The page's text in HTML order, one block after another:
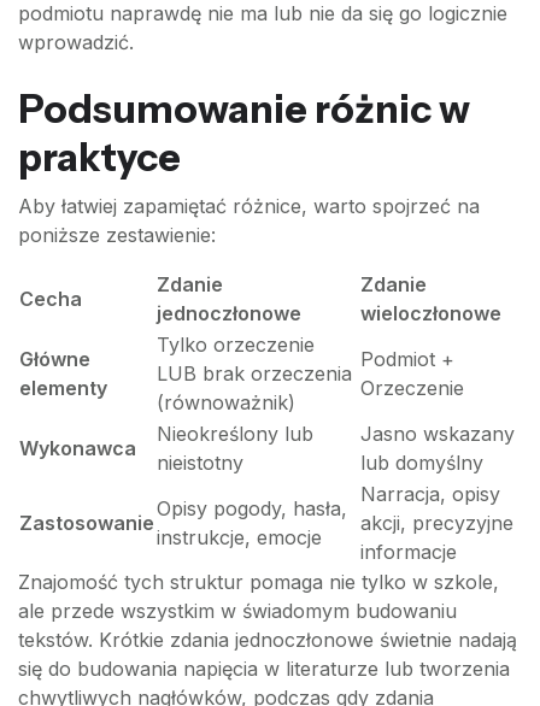
podmiotu naprawdę nie ma lub nie da się go logicznie
wprowadzić.
Podsumowanie różnic w
praktyce
Aby łatwiej zapamiętać różnice, warto spojrzeć na
poniższe zestawienie:
Cecha
Zdanie
jednoczłonowe
Zdanie
wieloczłonowe
Główne
elementy
Tylko orzeczenie
LUB brak orzeczenia
(równoważnik)
Podmiot +
Orzeczenie
Wykonawca
Nieokreślony lub
nieistotny
Jasno wskazany
lub domyślny
Zastosowanie
Opisy pogody, hasła,
instrukcje, emocje
Narracja, opisy
akcji, precyzyjne
informacje
Znajomość tych struktur pomaga nie tylko w szkole,
ale przede wszystkim w świadomym budowaniu
tekstów. Krótkie zdania jednoczłonowe świetnie nadają
się do budowania napięcia w literaturze lub tworzenia
chwytliwych nagłówków, podczas gdy zdania